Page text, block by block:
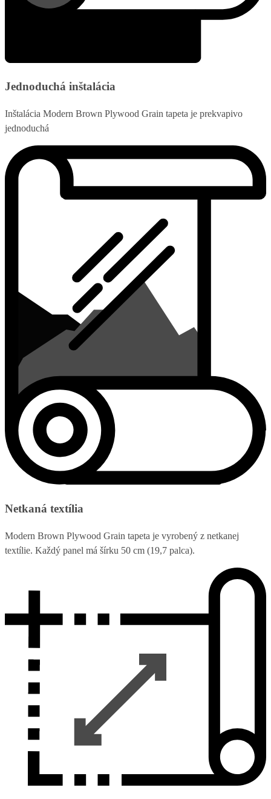
Jednoduchá inštalácia
Inštalácia Modern Brown Plywood Grain tapeta je prekvapivo
jednoduchá
Netkaná textília
Modern Brown Plywood Grain tapeta je vyrobený z netkanej
textílie. Každý panel má šírku 50 cm (19,7 palca).